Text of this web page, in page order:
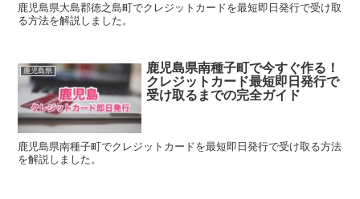
鹿児島県大島郡徳之島町でクレジットカードを最短即日発行で受け取
る方法を解説しました。
鹿児島県
鹿児島県南種子町で今すぐ作る！
クレジットカード最短即日発行で
受け取るまでの完全ガイド
鹿児島県南種子町でクレジットカードを最短即日発行で受け取る方法
を解説しました。